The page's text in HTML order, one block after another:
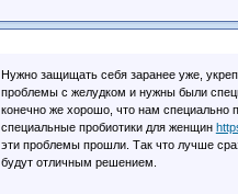
Нужно защищать себя заранее уже,
проблемы с желудком и нужны были
конечно же хорошо, что нам специально
специальные пробиотики для женщин
эти проблемы прошли. Так что лучше
будут отличным решением.